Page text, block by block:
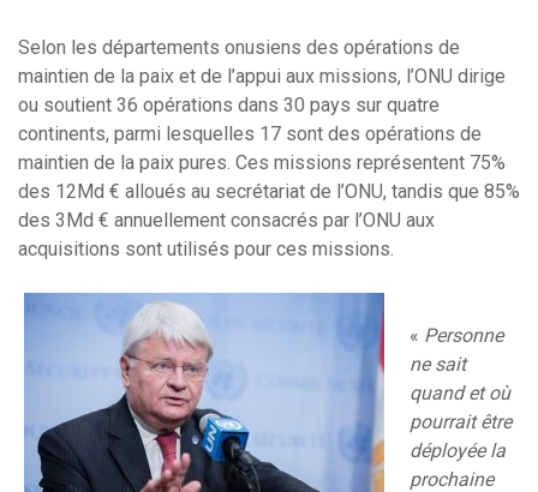
Selon les départements onusiens des opérations de
maintien de la paix et de l’appui aux missions, l’ONU dirige
ou soutient 36 opérations dans 30 pays sur quatre
continents, parmi lesquelles 17 sont des opérations de
maintien de la paix pures. Ces missions représentent 75%
des 12Md € alloués au secrétariat de l’ONU, tandis que 85%
des 3Md € annuellement consacrés par l’ONU aux
acquisitions sont utilisés pour ces missions.
« Personne
ne sait
quand et où
pourrait être
déployée la
prochaine